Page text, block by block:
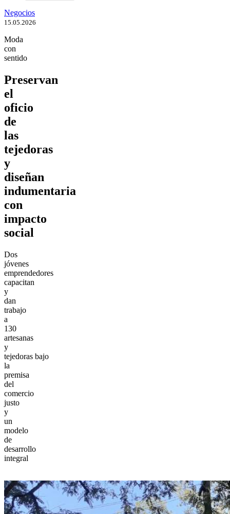
Negocios
15.05.2026
Moda
con
sentido
Preservan
el
oficio
de
las
tejedoras
y
diseñan
indumentaria
con
impacto
social
Dos
jóvenes
emprendedores
capacitan
y
dan
trabajo
a
130
artesanas
y
tejedoras bajo
la
premisa
del
comercio
justo
y
un
modelo
de
desarrollo
integral